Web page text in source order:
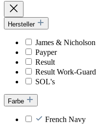
Hersteller
James & Nicholson
Payper
Result
Result Work-Guard
SOL's
Farbe
French Navy